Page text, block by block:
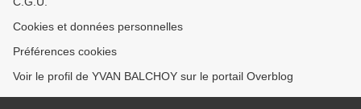
Cookies et données personnelles
Préférences cookies
Voir le profil de YVAN BALCHOY sur le portail Overblog